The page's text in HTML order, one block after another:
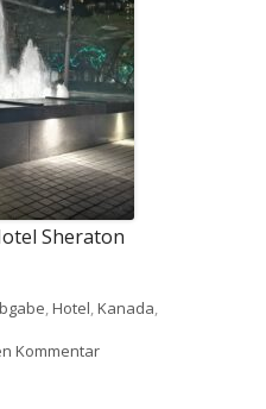
Sheraton
,Hotel,Kanada,
Kommentarzu Tag 17: Abgabe